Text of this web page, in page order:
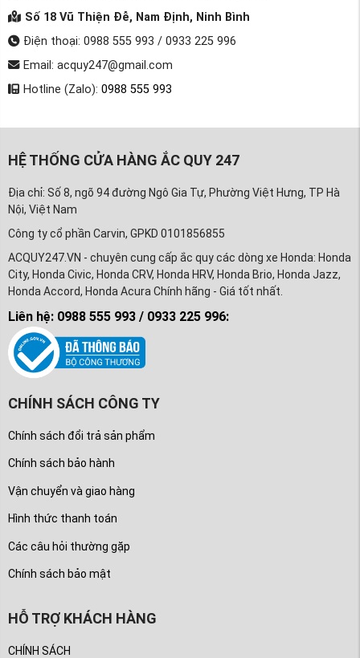
Số 18 Vũ Thiện Đễ, Nam Định, Ninh Bình
Điện thoại: 0988 555 993 / 0933 225 996
Email: acquy247@gmail.com
Hotline (Zalo): 0988 555 993
HỆ THỐNG CỬA HÀNG ẮC QUY 247
Địa chỉ: Số 8, ngõ 94 đường Ngô Gia Tự, Phường Việt Hưng, TP Hà
Nội, Việt Nam
Công ty cổ phần Carvin, GPKD 0101856855
ACQUY247.VN - chuyên cung cấp ắc quy các dòng xe Honda: Honda
City, Honda Civic, Honda CRV, Honda HRV, Honda Brio, Honda Jazz,
Honda Accord, Honda Acura Chính hãng - Giá tốt nhất.
Liên hệ: 0988 555 993 / 0933 225 996:
CHÍNH SÁCH CÔNG TY
Chính sách đổi trả sản phẩm
Chính sách bảo hành
Vận chuyển và giao hàng
Hình thức thanh toán
Các câu hỏi thường gặp
Chính sách bảo mật
HỖ TRỢ KHÁCH HÀNG
CHÍNH SÁCH